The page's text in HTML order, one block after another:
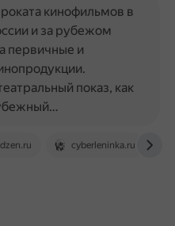
dzen.ru cyberleninka.ru
кинофильмов в
и за рубежом
первичные и
показ, как